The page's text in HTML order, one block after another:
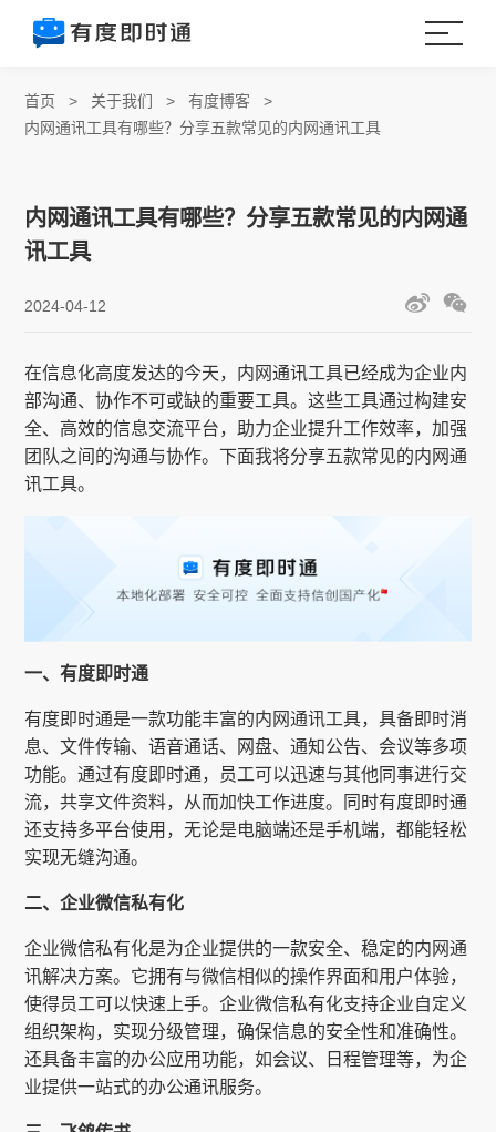
首页 > 关于我们 >有度博客 >
内网通讯工具有哪些？分享五款常见的内网通讯工具
内网通讯工具有哪些？分享五款常见的内网通
讯工具
2024-04-12
在信息化高度发达的今天，内网通讯工具已经成为企业内
部沟通、协作不可或缺的重要工具。这些工具通过构建安
全、高效的信息交流平台，助力企业提升工作效率，加强
团队之间的沟通与协作。下面我将分享五款常见的内网通
讯工具。
一、有度即时通
有度即时通是一款功能丰富的内网通讯工具，具备即时消
息、文件传输、语音通话、网盘、通知公告、会议等多项
功能。通过有度即时通，员工可以迅速与其他同事进行交
流，共享文件资料，从而加快工作进度。同时有度即时通
还支持多平台使用，无论是电脑端还是手机端，都能轻松
实现无缝沟通。
二、企业微信私有化
企业微信私有化是为企业提供的一款安全、稳定的内网通
讯解决方案。它拥有与微信相似的操作界面和用户体验，
使得员工可以快速上手。企业微信私有化支持企业自定义
组织架构，实现分级管理，确保信息的安全性和准确性。
还具备丰富的办公应用功能，如会议、日程管理等，为企
业提供一站式的办公通讯服务。